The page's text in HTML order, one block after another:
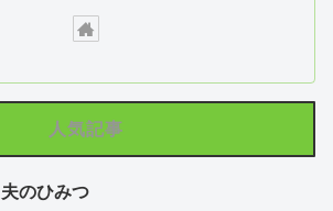
人気記事
夫のひみつ